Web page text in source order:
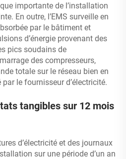
importante de l’installation
En outre, l’EMS surveille en
par le bâtiment et
d’énergie provenant des
pics soudains de
des compresseurs,
totale sur le réseau bien en
le fournisseur d’électricité.
tangibles sur 12 mois
d’électricité et des journaux
sur une période d’un an